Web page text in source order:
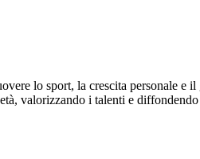
lo sport, la crescita personale e il
valorizzando i talenti e